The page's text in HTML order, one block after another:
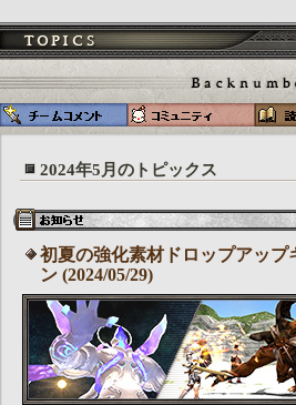
2024年5月のトピックス
初夏の強化素材ドロップアップ
ン (2024/05/29)